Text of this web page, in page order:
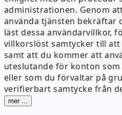
administrationen. Genom
använda tjänsten bekräftar
läst dessa användarvillkor,
villkorslöst samtycker till att
samt att du kommer att
uteslutande för konton
eller som du förvaltar på
verifierbart samtycke från
mer ...